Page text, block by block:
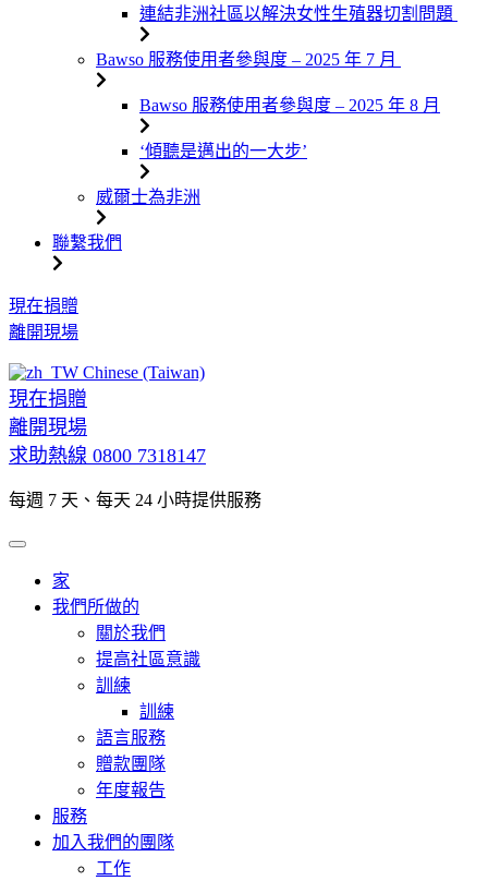
連結非洲社區以解決女性生殖器切割問題
Bawso 服務使用者參與度 – 2025 年 7 月
Bawso 服務使用者參與度 – 2025 年 8 月
‘傾聽是邁出的一大步’
威爾士為非洲
聯繫我們
跳
到
容
現在捐贈
離開現場
Chinese (Taiwan)
現在捐贈
離開現場
求助熱線 0800 7318147
每週 7 天、每天 24 小時提供服務
家
我們所做的
關於我們
提高社區意識
訓練
訓練
語言服務
贈款團隊
年度報告
服務
加入我們的團隊
工作